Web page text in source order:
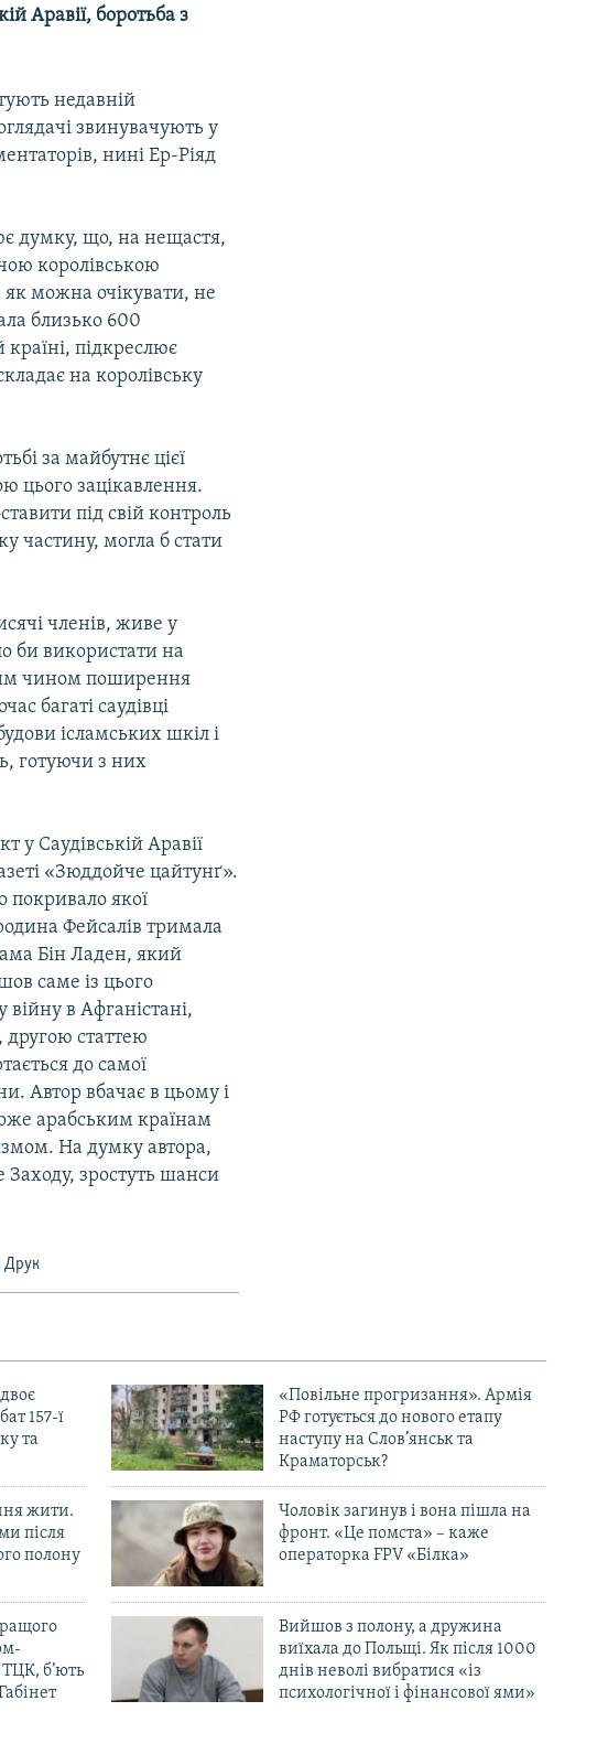
Аравії, боротьба з
недавній
звинувачують у
нині Ер-Ріяд
думку, що, на нещастя,
королівською
можна очікувати, не
близько 600
країні, підкреслює
на королівську
за майбутнє цієї
цього зацікавлення.
під свій контроль
частину, могла б стати
членів, живе у
би використати на
чином поширення
багаті саудівці
ісламських шкіл і
готуючи з них
у Саудівській Аравії
«Зюддойче цайтунґ».
покривало якої
Фейсалів тримала
Бін Ладен, який
саме із цього
в Афганістані,
другою статтею
до самої
Автор вбачає в цьому і
арабським країнам
На думку автора,
зростуть шанси
Друк
157-ї
та
«Повільне прогризання». Армія
РФ готується до нового етапу
наступу на Слов’янськ та
Краматорськ?
жити.
після
полону
Чоловік загинув і вона пішла на
фронт. «Це помста» – каже
операторка FPV «Білка»
б’ють
Вийшов з полону, а дружина
виїхала до Польщі. Як після 1000
днів неволі вибратися «із
психологічної і фінансової ями»